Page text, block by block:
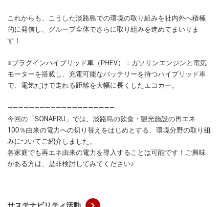
これからも、こうした淡路島での環境の取り組みを社内外へ積極
的に発信し、グループ全体でさらに取り組みを進めてまいりま
す！
※プラグインハイブリッド車（PHEV）：ガソリンエンジンと電気
モーターを搭載し、充電可能なバッテリーを持つハイブリッド車
で、電気だけで走れる距離を大幅に長くしたエコカー。
――――――――――――――――――――
今回の「SONAERU」では、淡路島の飲食・観光施設の再エネ
100％由来の電力への切り替えをはじめとする、環境分野の取り組
みについてご紹介しました。
各家庭でも再エネ由来の電力を導入することは可能です！ご興味
がある方は、是非検討してみてください♪